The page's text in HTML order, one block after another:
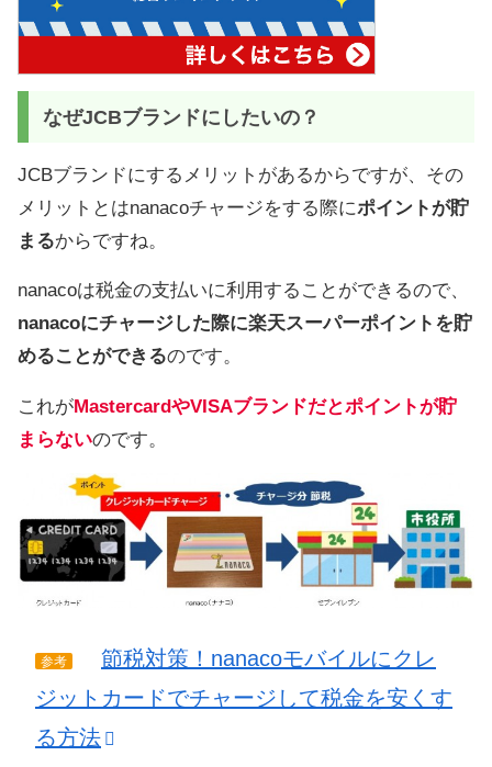
なぜJCBブランドにしたいの？
JCBブランドにするメリットがあるからですが、その
メリットとはnanacoチャージをする際にポイントが貯
まるからですね。
nanacoは税金の支払いに利用することができるので、
nanacoにチャージした際に楽天スーパーポイントを貯
めることができるのです。
これがMastercardやVISAブランドだとポイントが貯
まらないのです。
参考
節税対策！nanacoモバイルにクレ
ジットカードでチャージして税金を安くす
る方法